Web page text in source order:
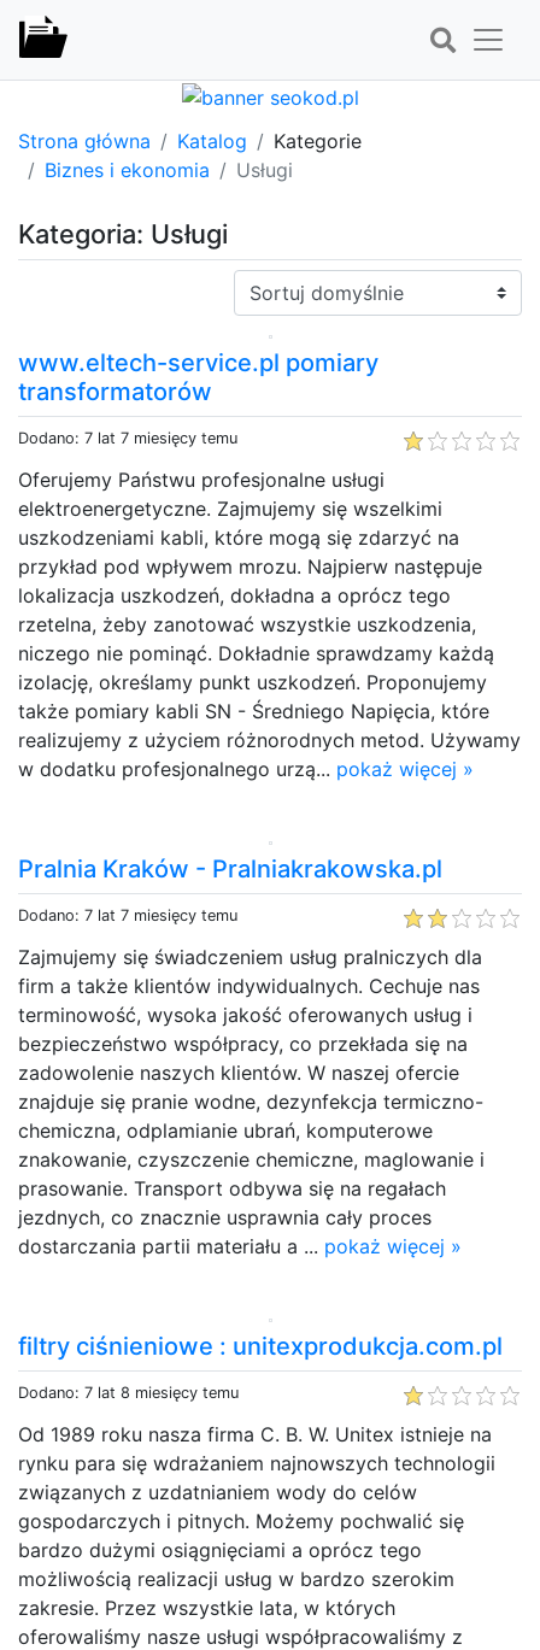
Strona główna Katalog
Kategorie
Biznes i ekonomia
Usługi
Kategoria: Usługi
Sortuj:
www.eltech-service.pl pomiary
transformatorów
Dodano: 7 lat 7 miesięcy temu
Oferujemy Państwu profesjonalne usługi
elektroenergetyczne. Zajmujemy się wszelkimi
uszkodzeniami kabli, które mogą się zdarzyć na
przykład pod wpływem mrozu. Najpierw następuje
lokalizacja uszkodzeń, dokładna a oprócz tego
rzetelna, żeby zanotować wszystkie uszkodzenia,
niczego nie pominąć. Dokładnie sprawdzamy każdą
izolację, określamy punkt uszkodzeń. Proponujemy
także pomiary kabli SN - Średniego Napięcia, które
realizujemy z użyciem różnorodnych metod. Używamy
w dodatku profesjonalnego urzą... pokaż więcej »
Pralnia Kraków - Pralniakrakowska.pl
Dodano: 7 lat 7 miesięcy temu
Zajmujemy się świadczeniem usług pralniczych dla
firm a także klientów indywidualnych. Cechuje nas
terminowość, wysoka jakość oferowanych usług i
bezpieczeństwo współpracy, co przekłada się na
zadowolenie naszych klientów. W naszej ofercie
znajduje się pranie wodne, dezynfekcja termiczno-
chemiczna, odplamianie ubrań, komputerowe
znakowanie, czyszczenie chemiczne, maglowanie i
prasowanie. Transport odbywa się na regałach
jezdnych, co znacznie usprawnia cały proces
dostarczania partii materiału a ... pokaż więcej »
filtry ciśnieniowe : unitexprodukcja.com.pl
Dodano: 7 lat 8 miesięcy temu
Od 1989 roku nasza firma C. B. W. Unitex istnieje na
rynku para się wdrażaniem najnowszych technologii
związanych z uzdatnianiem wody do celów
gospodarczych i pitnych. Możemy pochwalić się
bardzo dużymi osiągnięciami a oprócz tego
możliwością realizacji usług w bardzo szerokim
zakresie. Przez wszystkie lata, w których
oferowaliśmy nasze usługi współpracowaliśmy z